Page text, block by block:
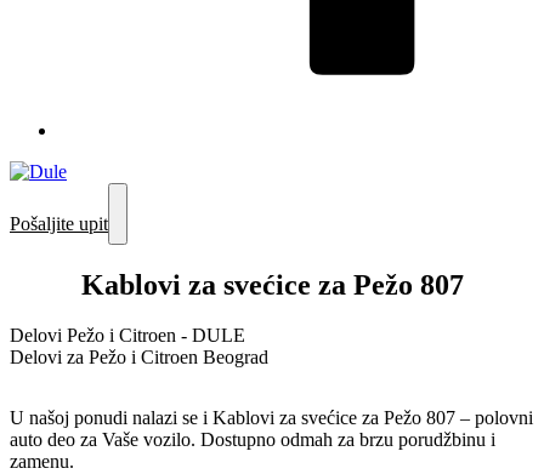
Pošaljite upit
Kablovi za svećice za Pežo 807
Delovi Pežo i Citroen - DULE
Delovi za Pežo i Citroen Beograd
U našoj ponudi nalazi se i Kablovi za svećice za Pežo 807 – polovni
auto deo za Vaše vozilo. Dostupno odmah za brzu porudžbinu i
zamenu.